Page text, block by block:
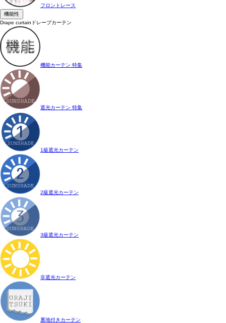
フロントレース
機能性
Drape curtain ドレープカーテン
機能カーテン 特集
遮光カーテン 特集
1級遮光カーテン
2級遮光カーテン
3級遮光カーテン
非遮光カーテン
裏地付きカーテン